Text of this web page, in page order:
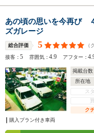
あの頃の思いを今再び
ズガレージ
総合評価 5 （
接客：5 雰囲気：4.9 アフター：
掲載台数
所在地
ス
ク
購入プラン付き車両